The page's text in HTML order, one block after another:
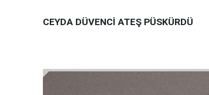
CEYDA DÜVENCİ ATEŞ PÜSKÜRDÜ